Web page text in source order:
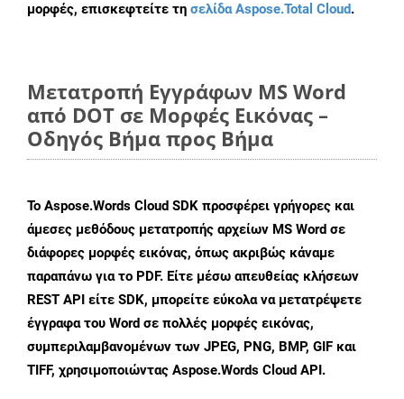
μορφές, επισκεφτείτε τη σελίδα Aspose.Total Cloud.
Μετατροπή Εγγράφων MS Word
από DOT σε Μορφές Εικόνας –
Οδηγός Βήμα προς Βήμα
Το Aspose.Words Cloud SDK προσφέρει γρήγορες και
άμεσες μεθόδους μετατροπής αρχείων MS Word σε
διάφορες μορφές εικόνας, όπως ακριβώς κάναμε
παραπάνω για το PDF. Είτε μέσω απευθείας κλήσεων
REST API είτε SDK, μπορείτε εύκολα να μετατρέψετε
έγγραφα του Word σε πολλές μορφές εικόνας,
συμπεριλαμβανομένων των JPEG, PNG, BMP, GIF και
TIFF, χρησιμοποιώντας Aspose.Words Cloud API.